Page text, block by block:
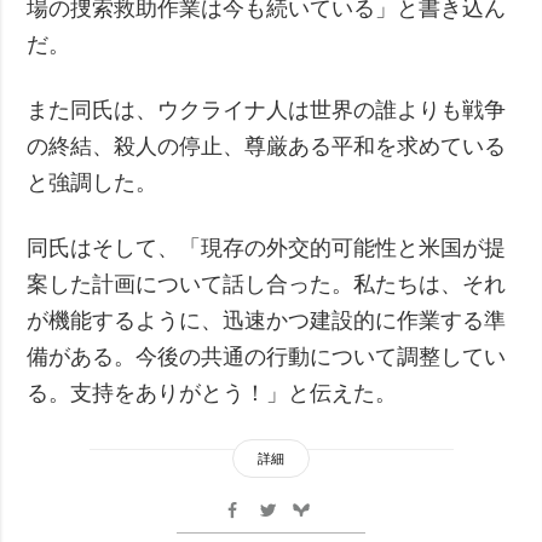
場の捜索救助作業は今も続いている」と書き込ん
だ。
また同氏は、ウクライナ人は世界の誰よりも戦争
の終結、殺人の停止、尊厳ある平和を求めている
と強調した。
同氏はそして、「現存の外交的可能性と米国が提
案した計画について話し合った。私たちは、それ
が機能するように、迅速かつ建設的に作業する準
備がある。今後の共通の行動について調整してい
る。支持をありがとう！」と伝えた。
詳細